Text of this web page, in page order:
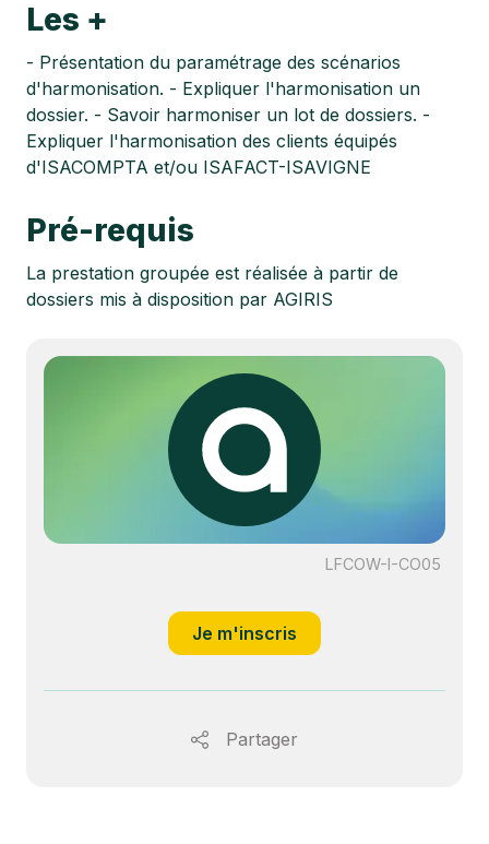
Les +
- Présentation du paramétrage des scénarios
d'harmonisation. - Expliquer l'harmonisation un
dossier. - Savoir harmoniser un lot de dossiers. -
Expliquer l'harmonisation des clients équipés
d'ISACOMPTA et/ou ISAFACT-ISAVIGNE
Pré-requis
La prestation groupée est réalisée à partir de
dossiers mis à disposition par AGIRIS
LFCOW-I-CO05
Je m'inscris
Partager